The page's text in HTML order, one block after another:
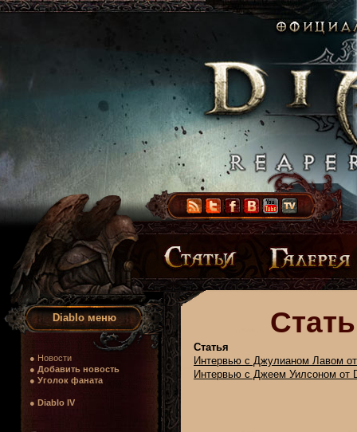
Diablo меню
● Новости
● Добавить новость
● Уголок фаната
● Diablo IV
Статья
Интервью с Джулианом Лавом
Интервью с Джеем Уилсоном от